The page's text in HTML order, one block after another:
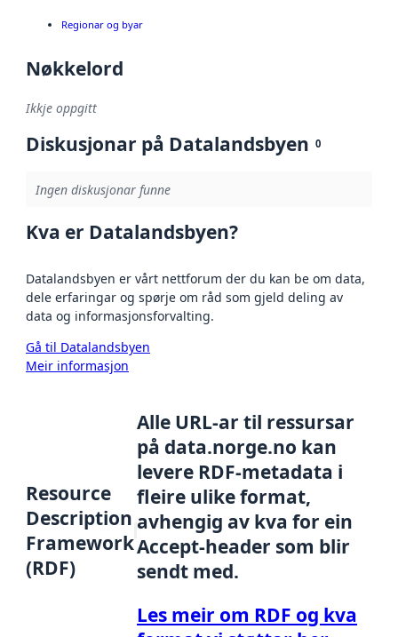
Regionar og byar
Nøkkelord
Ikkje oppgitt
Diskusjonar på Datalandsbyen 0
Ingen diskusjonar funne
Kva er Datalandsbyen?
Datalandsbyen er vårt nettforum der du kan be om data,
dele erfaringar og spørje om råd som gjeld deling av
data og informasjonsforvalting.
Gå til Datalandsbyen
Meir informasjon
Resource
Description
Framework
(RDF)
Alle URL-ar til ressursar
på data.norge.no kan
levere RDF-metadata i
fleire ulike format,
avhengig av kva for ein
Accept-header som blir
sendt med.
Les meir om RDF og kva